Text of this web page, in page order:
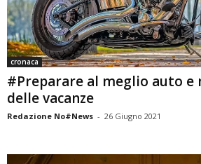
cronaca
#Preparare al meglio auto e
delle vacanze
Redazione No#News - 26 Giugno 2021